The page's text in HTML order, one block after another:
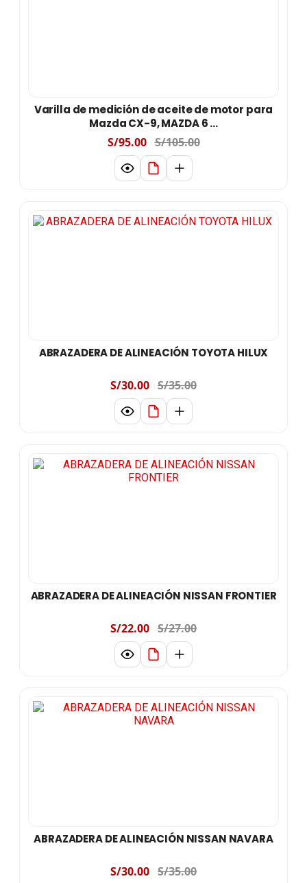
Varilla de medición de aceite de motor para
Mazda CX-9, MAZDA 6 ...
S/95.00 S/105.00
ABRAZADERA DE ALINEACIÓN TOYOTA HILUX
S/30.00 S/35.00
ABRAZADERA DE ALINEACIÓN NISSAN FRONTIER
S/22.00 S/27.00
ABRAZADERA DE ALINEACIÓN NISSAN NAVARA
S/30.00 S/35.00